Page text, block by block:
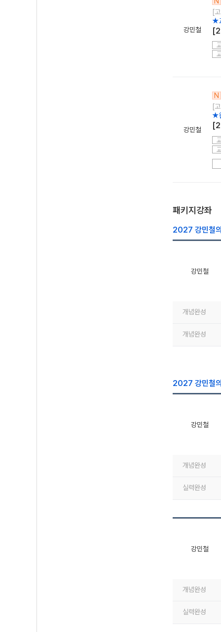
강민철
[
★
강민철
N
[
★
패키지강좌
2027 강민철
강민철
개념완성
개념완성
2027 강민철
강민철
개념완성
실력완성
강민철
개념완성
실력완성